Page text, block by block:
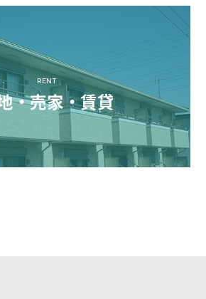
RENT
・売家・賃貸